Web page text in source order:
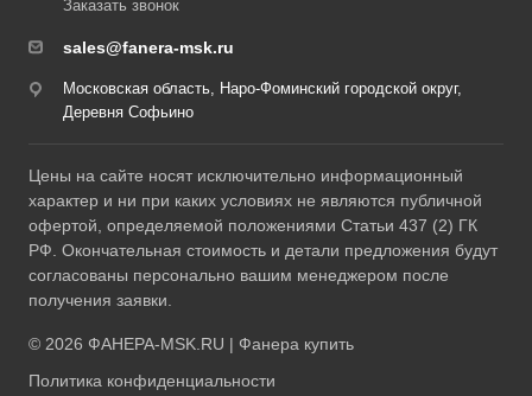
Заказать звонок
sales@fanera-msk.ru
Московская область, Наро-Фоминский городской округ,
Деревня Софьино
Цены на сайте носят исключительно информационный
характер и ни при каких условиях не являются публичной
офертой, определяемой положениями Статьи 437 (2) ГК
РФ. Окончательная стоимость и детали предложения будут
согласованы персонально вашим менеджером после
получения заявки.
© 2026 ФАНЕРА-MSK.RU | Фанера купить
Политика конфиденциальности